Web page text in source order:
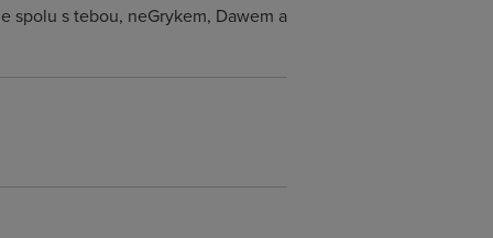
spolu s tebou, neGrykem, Dawem a